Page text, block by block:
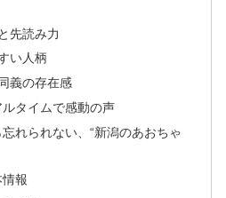
先読み力
い人柄
義の存在感
タイムで感動の声
れられない、“新潟のあおちゃ
情報